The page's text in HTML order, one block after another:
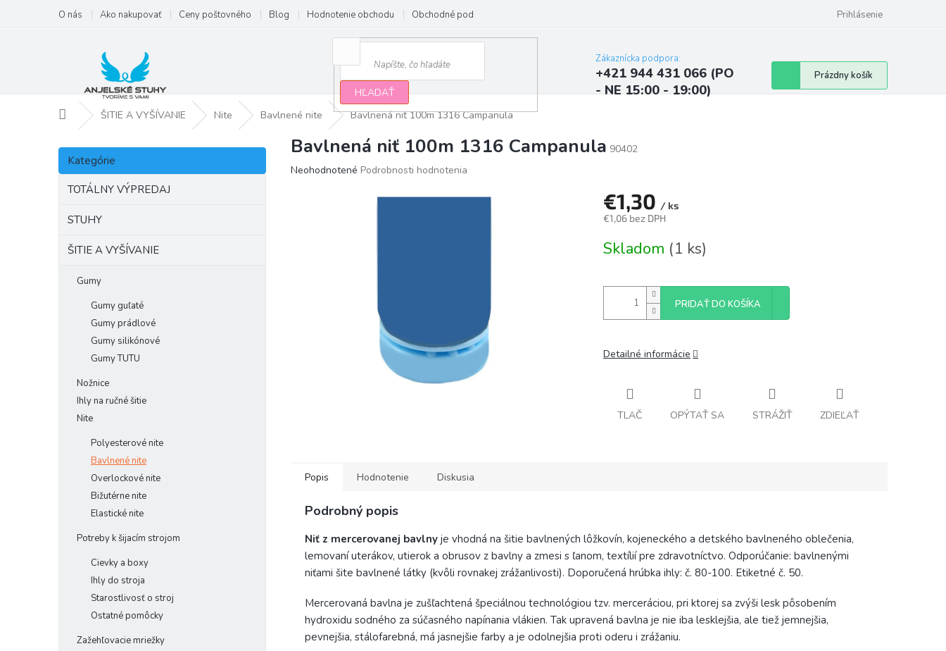
obsah
O nás Ako nakupovať Ceny poštovného Blog Hodnotenie obchodu Obchodné podmienky Najčastejšie otázky a odpovede
Prihlásenie
HĽADAŤ
Zákaznícka podpora:
+421 944 431 066 (PO
- NE 15:00 - 19:00)
Nákupný
košík
Prázdny košík
DomovŠITIE A VYŠÍVANIE Nite Bavlnené nite Bavlnená niť 100m 1316 Campanula
B
č
Preskočiť
kategórie
Kategórie
TOTÁLNY VÝPREDAJ
STUHY
ŠITIE A VYŠÍVANIE
Gumy
Gumy guľaté
Gumy prádlové
Gumy silikónové
Gumy TUTU
Nožnice
Ihly na ručné šitie
Nite
Polyesterové nite
Bavlnené nite
Overlockové nite
Bižutérne nite
Elastické nite
Potreby k šijacím strojom
Cievky a boxy
Ihly do stroja
Starostlivosť o stroj
Ostatné pomôcky
Zažehľovacie mriežky
Bavlnená niť 100m 1316 Campanula 90402
Priemerné
Neohodnotené Podrobnosti hodnotenia
€1,30 / ks
€1,06 bez DPH
cena:
Skladom (1 ks)
PRIDAŤ DO KOŠÍKA
Detailné informácie
TLAČ OPÝTAŤ SA STRÁŽIŤ ZDIEĽAŤ
Popis Hodnotenie Diskusia
Podrobný popis
Niť z mercerovanej bavlny je vhodná na šitie bavlnených lôžkovín, kojeneckého a detského bavlneného oblečenia,
lemovaní uterákov, utierok a obrusov z bavlny a zmesi s ľanom, textílií pre zdravotníctvo. Odporúčanie: bavlnenými
niťami šite bavlnené látky (kvôli rovnakej zrážanlivosti). Doporučená hrúbka ihly: č. 80-100. Etiketné č. 50.
Mercerovaná bavlna je zušľachtená špeciálnou technológiou tzv. merceráciou, pri ktorej sa zvýši lesk pôsobením
hydroxidu sodného za súčasného napínania vlákien. Tak upravená bavlna je nie iba lesklejšia, ale tiež jemnejšia,
pevnejšia, stálofarebná, má jasnejšie farby a je odolnejšia proti oderu i zrážaniu.